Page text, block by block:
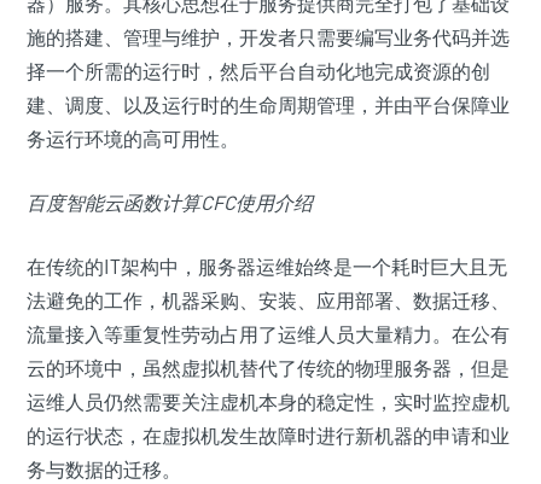
施的搭建、管理与维护，开发者只需要编写业务代码并选
择一个所需的运行时，然后平台自动化地完成资源的创
建、调度、以及运行时的生命周期管理，并由平台保障业
务运行环境的高可用性。
百度智能云函数计算CFC使用介绍
在传统的IT架构中，服务器运维始终是一个耗时巨大且无
法避免的工作，机器采购、安装、应用部署、数据迁移、
流量接入等重复性劳动占用了运维人员大量精力。在公有
云的环境中，虽然虚拟机替代了传统的物理服务器，但是
运维人员仍然需要关注虚机本身的稳定性，实时监控虚机
的运行状态，在虚拟机发生故障时进行新机器的申请和业
务与数据的迁移。